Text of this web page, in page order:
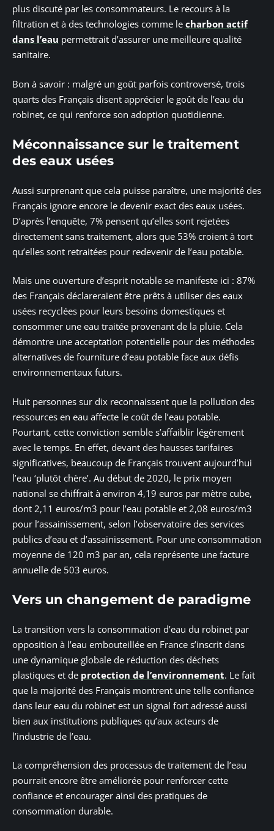
plus discuté par les consommateurs. Le recours à la
filtration et à des technologies comme le charbon actif
dans l’eau permettrait d’assurer une meilleure qualité
sanitaire.
Bon à savoir : malgré un goût parfois controversé, trois
quarts des Français disent apprécier le goût de l’eau du
robinet, ce qui renforce son adoption quotidienne.
Méconnaissance sur le traitement
des eaux usées
Aussi surprenant que cela puisse paraître, une majorité des
Français ignore encore le devenir exact des eaux usées.
D’après l’enquête, 7% pensent qu’elles sont rejetées
directement sans traitement, alors que 53% croient à tort
qu’elles sont retraitées pour redevenir de l’eau potable.
Mais une ouverture d’esprit notable se manifeste ici : 87%
des Français déclareraient être prêts à utiliser des eaux
usées recyclées pour leurs besoins domestiques et
consommer une eau traitée provenant de la pluie. Cela
démontre une acceptation potentielle pour des méthodes
alternatives de fourniture d’eau potable face aux défis
environnementaux futurs.
Huit personnes sur dix reconnaissent que la pollution des
ressources en eau affecte le coût de l’eau potable.
Pourtant, cette conviction semble s’affaiblir légèrement
avec le temps. En effet, devant des hausses tarifaires
significatives, beaucoup de Français trouvent aujourd’hui
l’eau ‘plutôt chère’. Au début de 2020, le prix moyen
national se chiffrait à environ 4,19 euros par mètre cube,
dont 2,11 euros/m3 pour l’eau potable et 2,08 euros/m3
pour l’assainissement, selon l’observatoire des services
publics d’eau et d’assainissement. Pour une consommation
moyenne de 120 m3 par an, cela représente une facture
annuelle de 503 euros.
Vers un changement de paradigme
La transition vers la consommation d’eau du robinet par
opposition à l’eau embouteillée en France s’inscrit dans
une dynamique globale de réduction des déchets
plastiques et de protection de l’environnement. Le fait
que la majorité des Français montrent une telle confiance
dans leur eau du robinet est un signal fort adressé aussi
bien aux institutions publiques qu’aux acteurs de
l’industrie de l’eau.
La compréhension des processus de traitement de l’eau
pourrait encore être améliorée pour renforcer cette
confiance et encourager ainsi des pratiques de
consommation durable.